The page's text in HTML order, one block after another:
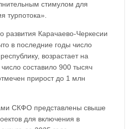
стимулом для
турпотока».
развития Карачаево-Черкесии
в последние годы число
возрастает на
составило 900 тысяч
прирост до 1 млн
СКФО представлены свыше
для включения в